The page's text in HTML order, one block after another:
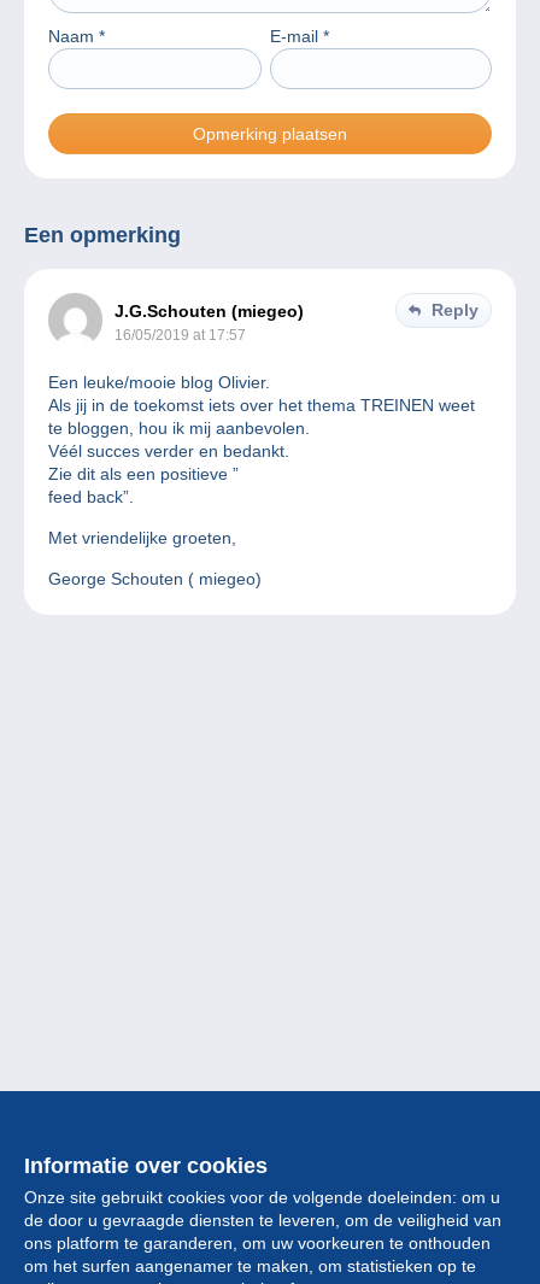
Naam * E-mail *
Een opmerking
J.G.Schouten (miegeo)
16/05/2019 at 17:57
Reply
Een leuke/mooie blog Olivier.
Als jij in de toekomst iets over het thema TREINEN weet
te bloggen, hou ik mij aanbevolen.
Véél succes verder en bedankt.
Zie dit als een positieve ”
feed back”.
Met vriendelijke groeten,
George Schouten ( miegeo)
Informatie over cookies
Onze site gebruikt cookies voor de volgende doeleinden: om u
de door u gevraagde diensten te leveren, om de veiligheid van
ons platform te garanderen, om uw voorkeuren te onthouden
om het surfen aangenamer te maken, om statistieken op te